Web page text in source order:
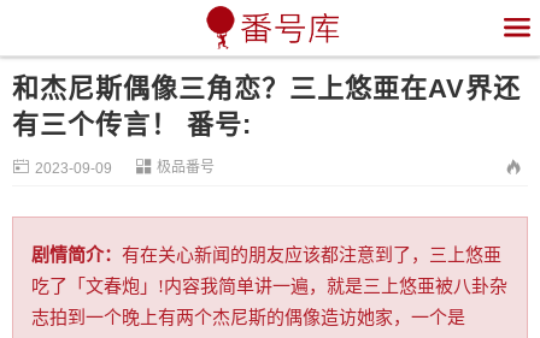

和杰尼斯偶像三角恋？三上悠亜在AV界还
有三个传言！ 番号:
 2023-09-09  极品番号 
剧情简介： 有在关心新闻的朋友应该都注意到了，三上悠亜
吃了「文春炮」!内容我简单讲一遍，就是三上悠亜被八卦杂
志拍到一个晚上有两个杰尼斯的偶像造访她家，一个是